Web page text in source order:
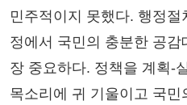
민주적이지 못했다. 행정
정에서 국민의 충분한 공
장 중요하다. 정책을 계획-
목소리에 귀 기울이고 국